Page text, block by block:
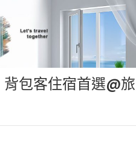
包客住宿首選@